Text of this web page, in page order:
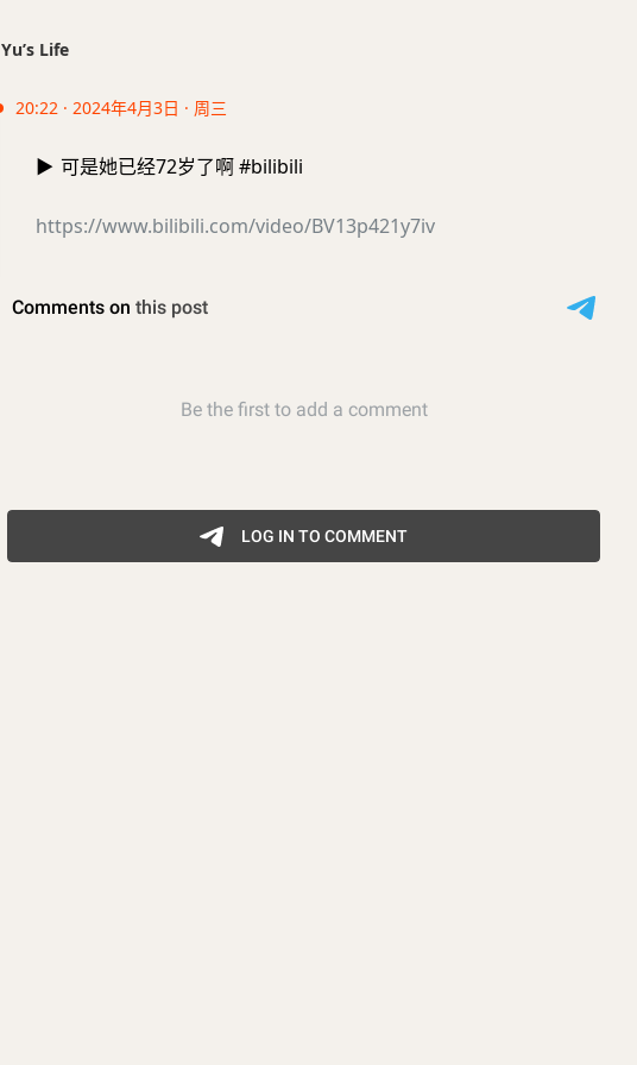
Yu’s Life
20:22 · 2024年4月3日 · 周三
▶️ 可是她已经72岁了啊 #bilibili
https://www.bilibili.com/video/BV13p421y7iv